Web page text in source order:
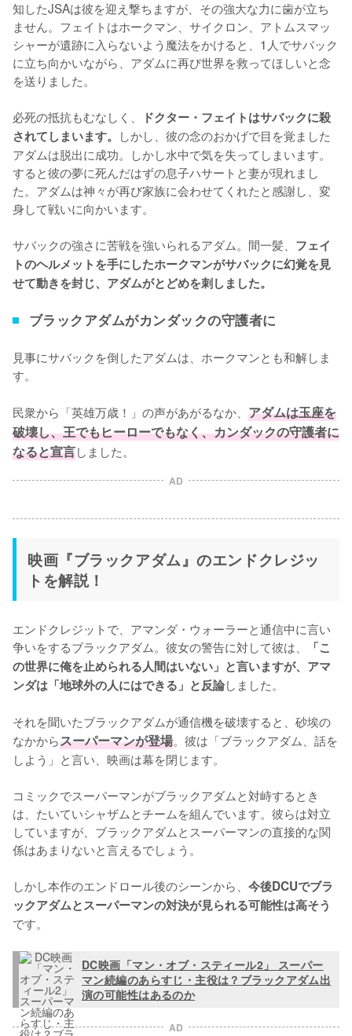
知したJSAは彼を迎え撃ちますが、その強大な力に歯が立ち
ません。フェイトはホークマン、サイクロン、アトムスマッ
シャーが遺跡に入らないよう魔法をかけると、1人でサバック
に立ち向かいながら、アダムに再び世界を救ってほしいと念
を送りました。
必死の抵抗もむなしく、
ドクター・フェイトはサバックに殺
されてしまいます。 しかし、彼の念のおかげで目を覚ました
アダムは脱出に成功。しかし水中で気を失ってしまいます。
すると彼の夢に死んだはずの息子ハサートと妻が現れまし
た。アダムは神々が再び家族に会わせてくれたと感謝し、変
身して戦いに向かいます。
サバックの強さに苦戦を強いられるアダム。間一髪、 フェイ
トのヘルメットを手にしたホークマンがサバックに幻覚を見
せて動きを封じ、アダムがとどめを刺しました。
ブラックアダムがカンダックの守護者に
見事にサバックを倒したアダムは、ホークマンとも和解しま
す。
民衆から「英雄万歳！」の声があがるなか、 アダムは玉座を
破壊し、王でもヒーローでもなく、カンダックの守護者に
なると宣言しました。
AD
映画『ブラックアダム』のエンドクレジッ
トを解説！
エンドクレジットで、アマンダ・ウォーラーと通信中に言い
争いをするブラックアダム。彼女の警告に対して彼は、
「こ
の世界に俺を止められる人間はいない」と言いますが、アマ
ンダは「地球外の人にはできる」と反論しました。
それを聞いたブラックアダムが通信機を破壊すると、砂埃の
なかからスーパーマンが登場。彼は「ブラックアダム、話を
しよう」と言い、映画は幕を閉じます。
コミックでスーパーマンがブラックアダムと対峙するとき
は、たいていシャザムとチームを組んでいます。彼らは対立
していますが、ブラックアダムとスーパーマンの直接的な関
係はあまりないと言えるでしょう。
しかし本作のエンドロール後のシーンから、 今後DCUでブラ
ックアダムとスーパーマンの対決が見られる可能性は高そう
です。
DC映画「マン・オブ・スティール2」 スーパー
マン続編のあらすじ・主役は？ブラックアダム出
演の可能性はあるのか
AD